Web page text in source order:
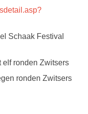
Schaak Festival
elf ronden Zwitsers
ronden Zwitsers